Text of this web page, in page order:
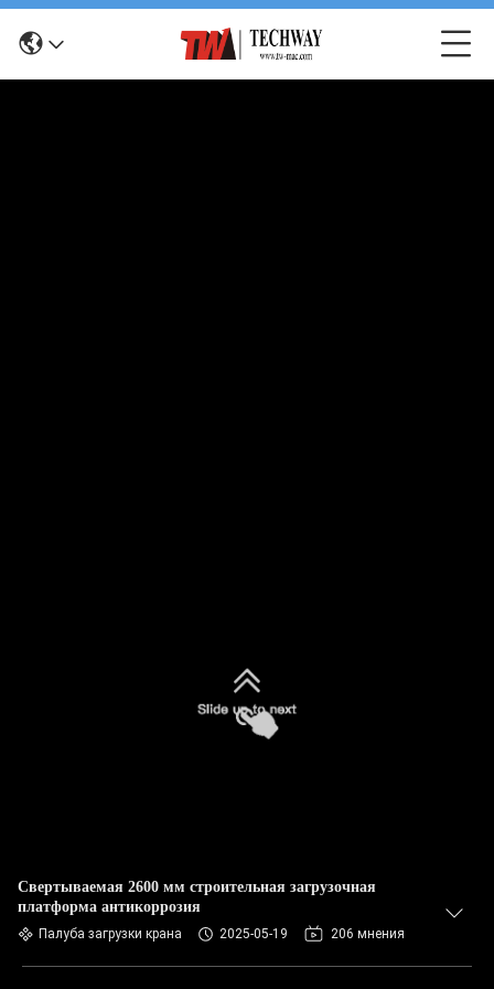
Свертываемая 2600 мм строительная загрузочная
платформа антикоррозия
Палуба загрузки крана 2025-05-19 206 мнения